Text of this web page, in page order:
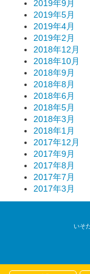
2019年9月
2019年5月
2019年4月
2019年2月
2018年12月
2018年10月
2018年9月
2018年8月
2018年6月
2018年5月
2018年3月
2018年1月
2017年12月
2017年9月
2017年8月
2017年7月
2017年3月
いそ